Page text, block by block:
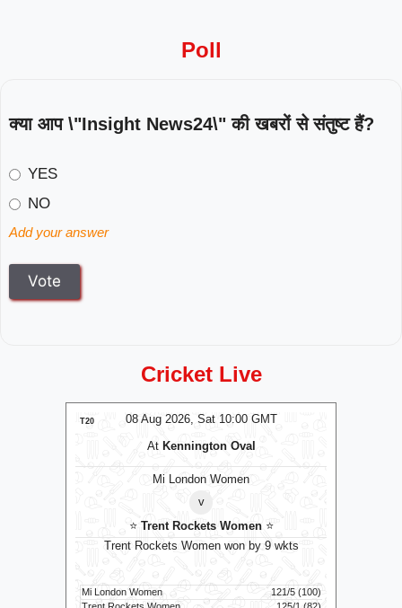
Poll
क्या आप \"Insight News24\" की खबरों से संतुष्ट हैं?
YES
NO
Add your answer
Cricket Live
08 Aug 2026, Sat 10:00 GMT
T20
At Kennington Oval
Mi London Women
v
⭐Trent Rockets Women ⭐
Trent Rockets Women won by 9 wkts
Mi London Women
121/5 (100)